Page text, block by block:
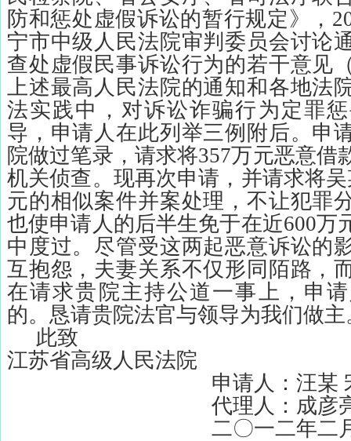
防和惩处虚假诉讼的暂行规定》，
宁市中级人民法院审判委员会讨论
查处虚假民事诉讼行为的若干意见
上述最高人民法院的通知和各地法
法实践中，对诉讼诈骗行为定罪
导，申请人在此列举三例附后。申
院做过笔录，请求将357万元恶意借
机关侦查。现再次申请，并请求将
元的相似案件并案处理，不让犯罪
也使申请人的后半生免于在近600万
中度过。尽管受这两起恶意诉讼的
互抱怨，夫妻关系不仅形同陌路，
在请求贵院主持公道一事上，申
的。恳请贵院法官与领导为我们做主
此致
江苏省高级人民法院
申请人：汪某
代理人：成彦
二〇一二年二